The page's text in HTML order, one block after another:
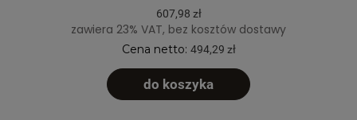
607,98 zł
zawiera 23% VAT, bez kosztów dostawy
Cena netto: 494,29 zł
do koszyka